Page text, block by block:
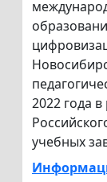
2022 года
учебных